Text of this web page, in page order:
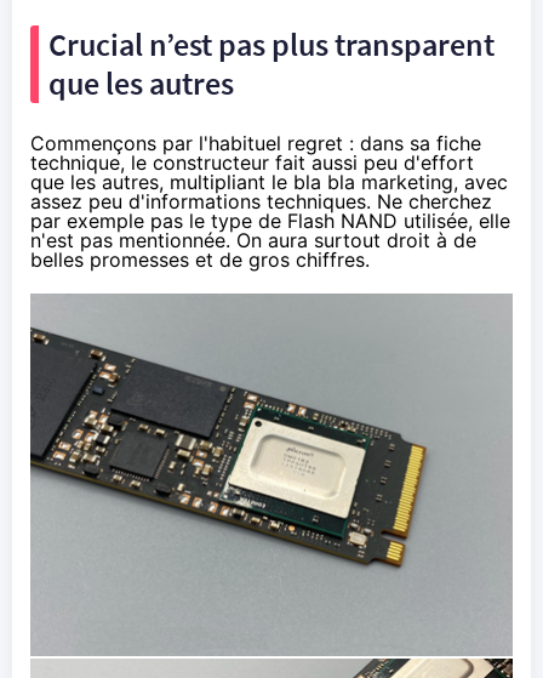
Crucial n’est pas plus transparent
que les autres
Commençons par l'habituel regret : dans sa fiche
technique, le constructeur fait aussi peu d'effort
que les autres, multipliant le bla bla marketing, avec
assez peu d'informations techniques. Ne cherchez
par exemple pas le type de Flash NAND utilisée, elle
n'est pas mentionnée. On aura surtout droit à de
belles promesses et de gros chiffres.